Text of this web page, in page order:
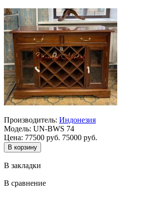
Производитель: Индонезия
Модель: UN-BWS 74
Цена: 77500 руб. 75000 руб.
В закладки
В сравнение